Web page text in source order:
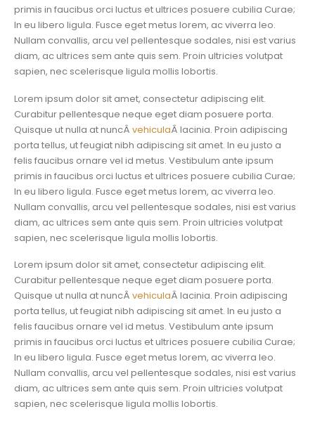
primis in faucibus orci luctus et ultrices posuere cubilia Curae;
In eu libero ligula. Fusce eget metus lorem, ac viverra leo.
Nullam convallis, arcu vel pellentesque sodales, nisi est varius
diam, ac ultrices sem ante quis sem. Proin ultricies volutpat
sapien, nec scelerisque ligula mollis lobortis.
Lorem ipsum dolor sit amet, consectetur adipiscing elit.
Curabitur pellentesque neque eget diam posuere porta.
Quisque ut nulla at nuncÂ vehiculaÂ lacinia. Proin adipiscing
porta tellus, ut feugiat nibh adipiscing sit amet. In eu justo a
felis faucibus ornare vel id metus. Vestibulum ante ipsum
primis in faucibus orci luctus et ultrices posuere cubilia Curae;
In eu libero ligula. Fusce eget metus lorem, ac viverra leo.
Nullam convallis, arcu vel pellentesque sodales, nisi est varius
diam, ac ultrices sem ante quis sem. Proin ultricies volutpat
sapien, nec scelerisque ligula mollis lobortis.
Lorem ipsum dolor sit amet, consectetur adipiscing elit.
Curabitur pellentesque neque eget diam posuere porta.
Quisque ut nulla at nuncÂ vehiculaÂ lacinia. Proin adipiscing
porta tellus, ut feugiat nibh adipiscing sit amet. In eu justo a
felis faucibus ornare vel id metus. Vestibulum ante ipsum
primis in faucibus orci luctus et ultrices posuere cubilia Curae;
In eu libero ligula. Fusce eget metus lorem, ac viverra leo.
Nullam convallis, arcu vel pellentesque sodales, nisi est varius
diam, ac ultrices sem ante quis sem. Proin ultricies volutpat
sapien, nec scelerisque ligula mollis lobortis.